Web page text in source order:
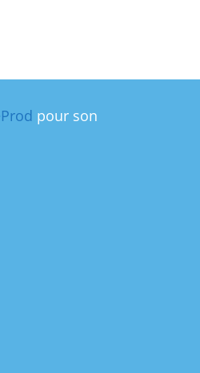
pour son